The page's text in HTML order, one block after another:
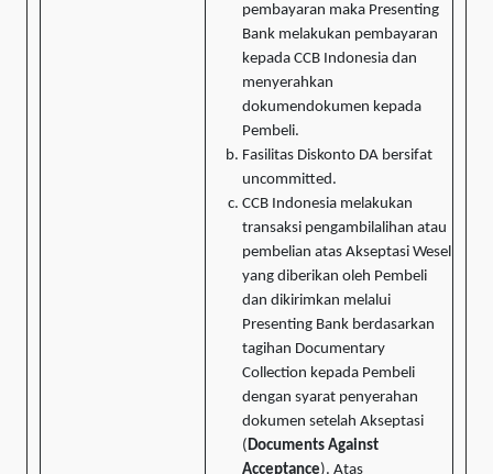
pembayaran maka Presenting
Bank melakukan pembayaran
kepada CCB Indonesia dan
menyerahkan
dokumendokumen kepada
Pembeli.
Fasilitas Diskonto DA bersifat
uncommitted.
CCB Indonesia melakukan
transaksi pengambilalihan atau
pembelian atas Akseptasi Wesel
yang diberikan oleh Pembeli
dan dikirimkan melalui
Presenting Bank berdasarkan
tagihan Documentary
Collection kepada Pembeli
dengan syarat penyerahan
dokumen setelah Akseptasi
( Documents Against
Acceptance). Atas